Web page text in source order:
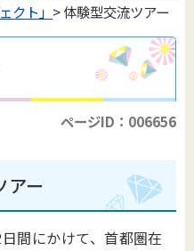
クト」 > 体験型交流ツアー
ページID：006656
アー
間にかけて、首都圏在